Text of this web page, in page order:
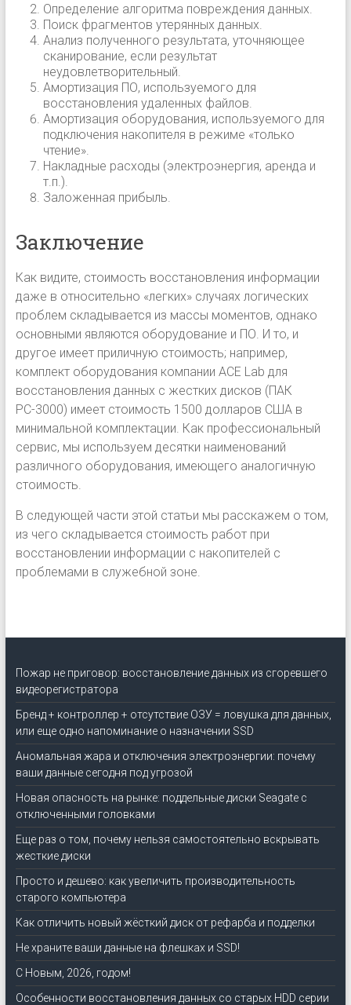
Определение алгоритма повреждения данных.
Поиск фрагментов утерянных данных.
Анализ полученного результата, уточняющее
сканирование, если результат
неудовлетворительный.
Амортизация ПО, используемого для
восстановления удаленных файлов.
Амортизация оборудования, используемого для
подключения накопителя в режиме «только
чтение».
Накладные расходы (электроэнергия, аренда и
т.п.).
Заложенная прибыль.
Заключение
Как видите, стоимость восстановления информации
даже в относительно «легких» случаях логических
проблем складывается из массы моментов, однако
основными являются оборудование и ПО. И то, и
другое имеет приличную стоимость; например,
комплект оборудования компании ACE Lab для
восстановления данных с жестких дисков (ПАК
РС-3000) имеет стоимость 1500 долларов США в
минимальной комплектации. Как профессиональный
сервис, мы используем десятки наименований
различного оборудования, имеющего аналогичную
стоимость.
В следующей части этой статьи мы расскажем о том,
из чего складывается стоимость работ при
восстановлении информации с накопителей с
проблемами в служебной зоне.
Пожар не приговор: восстановление данных из сгоревшего
видеорегистратора
Бренд + контроллер + отсутствие ОЗУ = ловушка для данных,
или еще одно напоминание о назначении SSD
Аномальная жара и отключения электроэнергии: почему
ваши данные сегодня под угрозой
Новая опасность на рынке: поддельные диски Seagate с
отключенными головками
Еще раз о том, почему нельзя самостоятельно вскрывать
жесткие диски
Просто и дешево: как увеличить производительность
старого компьютера
Как отличить новый жёсткий диск от рефарба и подделки
Не храните ваши данные на флешках и SSD!
C Новым, 2026, годом!
Особенности восстановления данных со старых HDD серии